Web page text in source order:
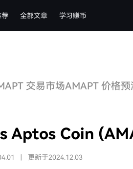
荐 全部文章 学习赚币
交易市场AMAPT 价格预
Aptos Coin
更新于2024.12.03